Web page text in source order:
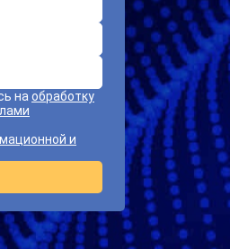
на обработку
и